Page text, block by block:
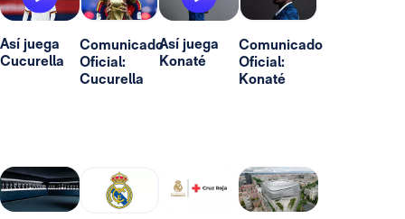
Así juega
Cucurella
Comunicado
Oficial:
Cucurella
Así juega
Konaté
Comunicado
Oficial:
Konaté